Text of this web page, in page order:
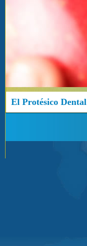
El Protésico Dental